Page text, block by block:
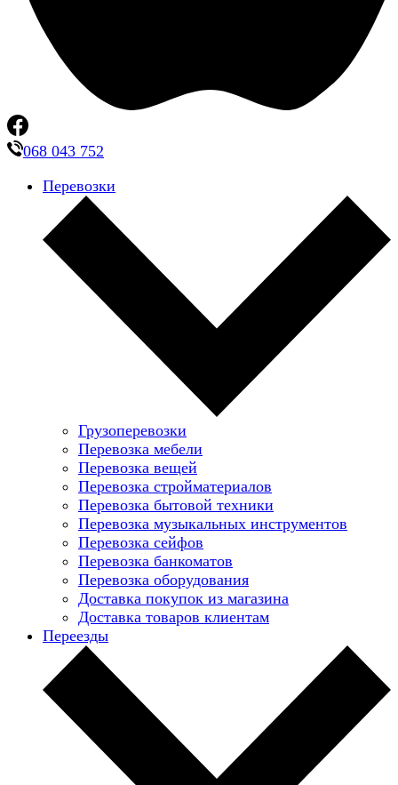
068 043 752
Перевозки
Грузоперевозки
Перевозка мебели
Перевозка вещей
Перевозка стройматериалов
Перевозка бытовой техники
Перевозка музыкальных инструментов
Перевозка сейфов
Перевозка банкоматов
Перевозка оборудования
Доставка покупок из магазина
Доставка товаров клиентам
Переезды